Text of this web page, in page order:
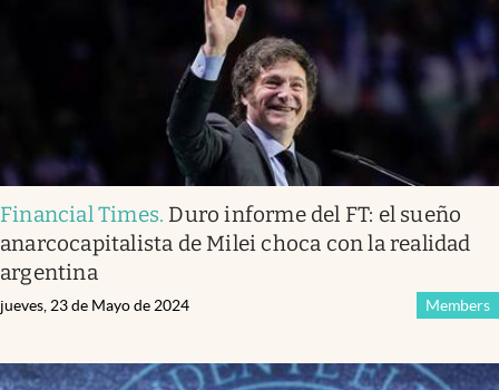
Financial Times. Duro informe del FT: el sueño
anarcocapitalista de Milei choca con la realidad
argentina
Members
jueves, 23 de Mayo de 2024